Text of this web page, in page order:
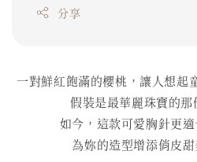
分享
一對鮮紅飽滿的櫻桃，讓人想起
假裝是最華麗珠寶的那
如今，這款可愛胸針更
為妳的造型增添俏皮甜